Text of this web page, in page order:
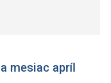
mesiac apríl